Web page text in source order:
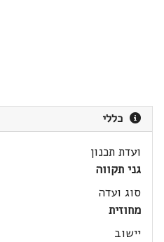
כללי
ועדת תכנון
גני תקווה
סוג ועדה
מחוזית
יישוב